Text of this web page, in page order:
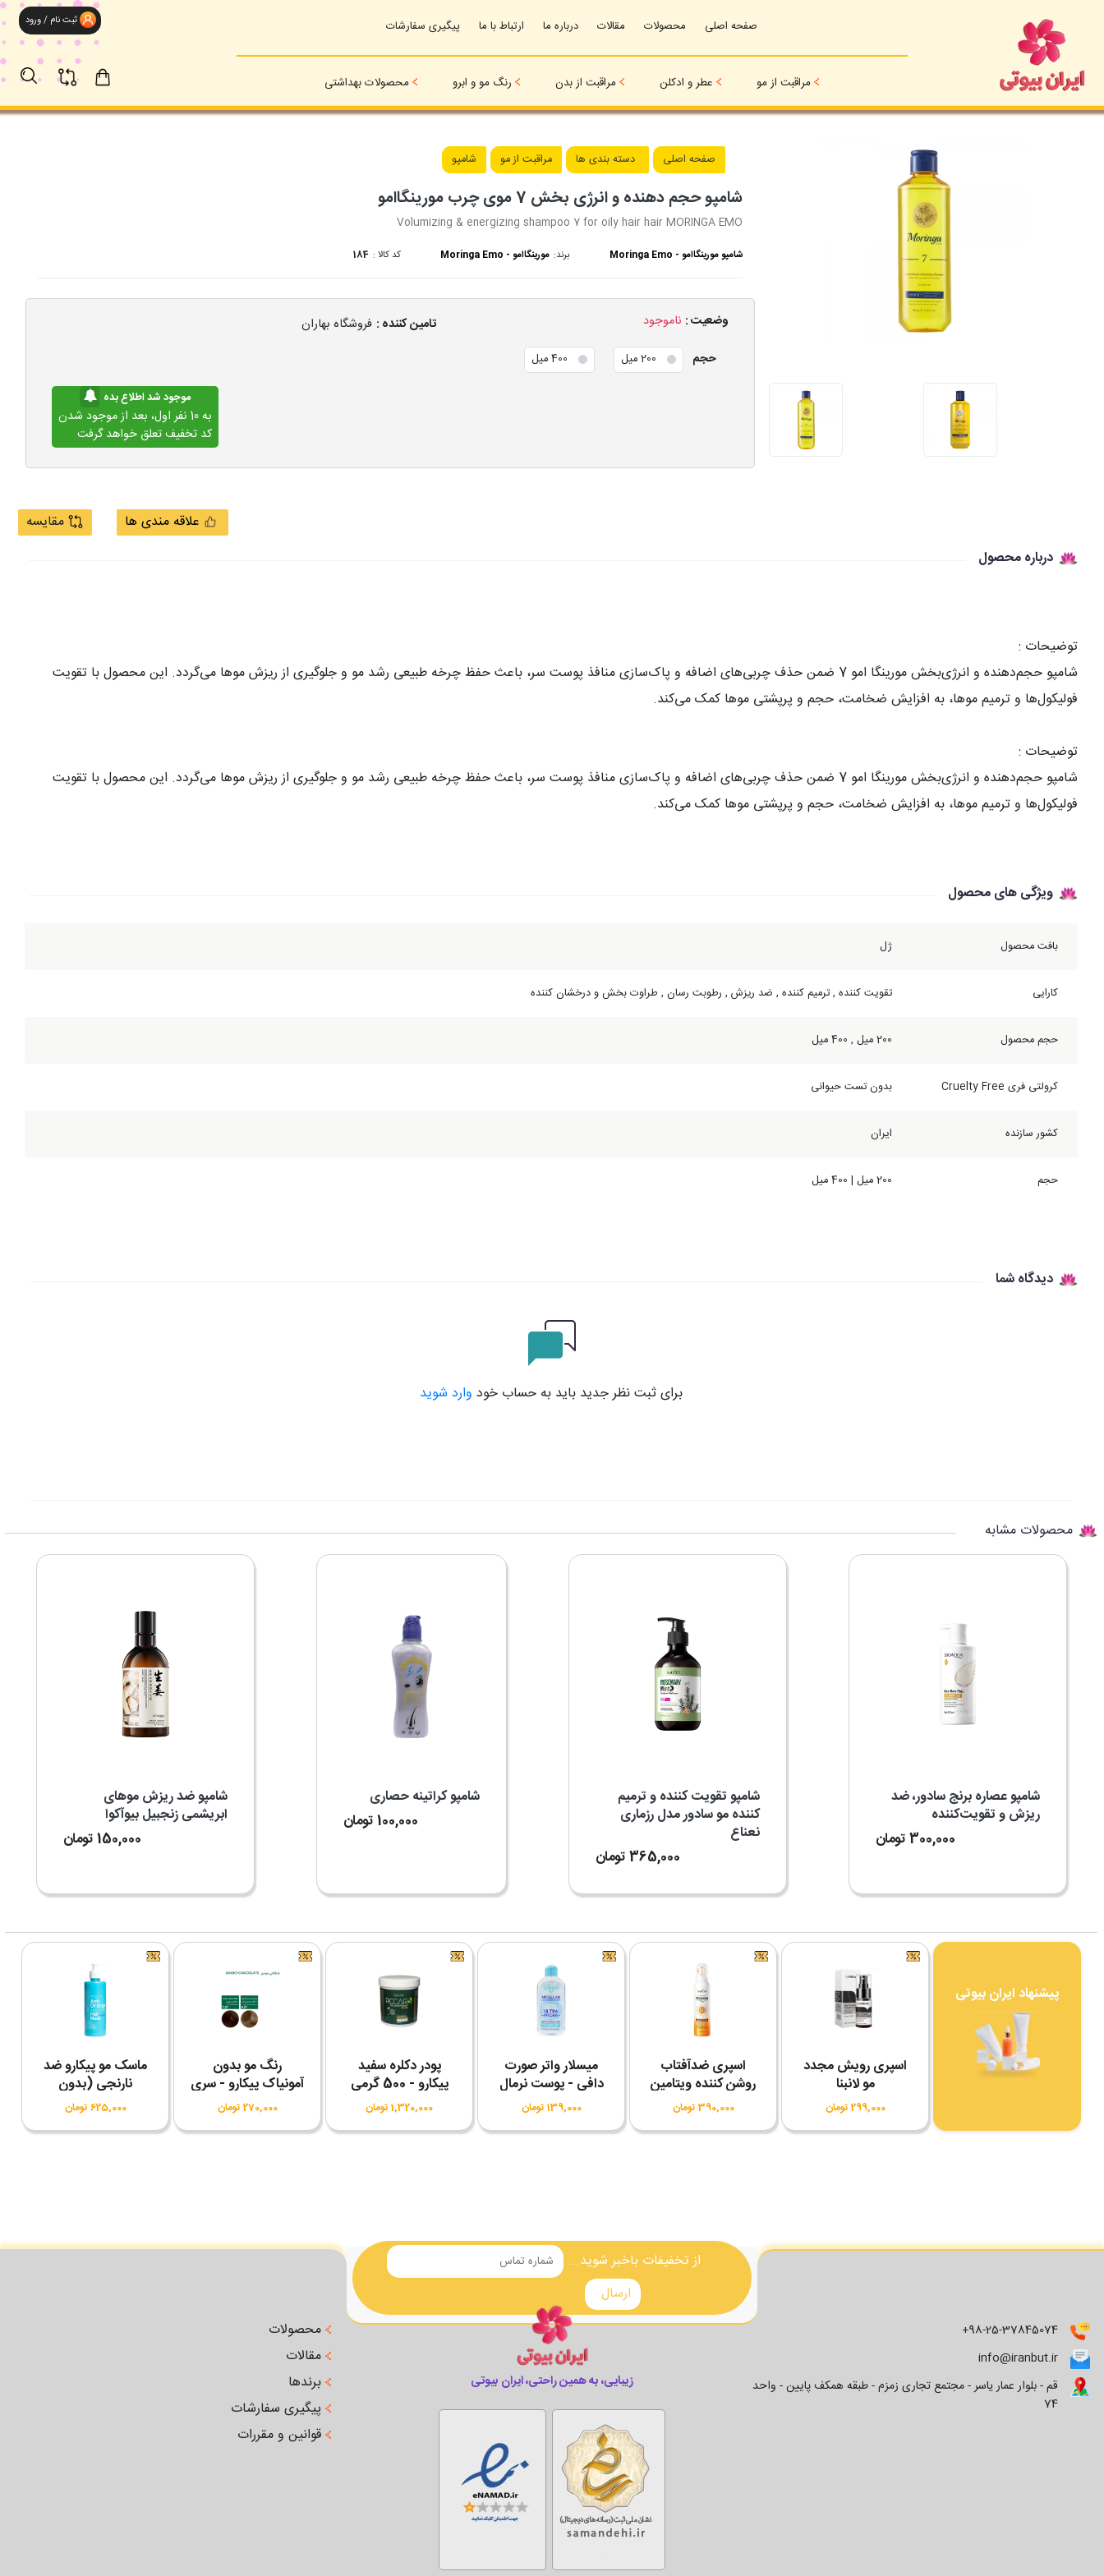
صفحه اصلی محصولات مقالات درباره ما ارتباط با ما پیگیری سفارشات ثبت نام / ورود
مراقبت از مو عطر و ادکلن مراقبت از بدن رنگ مو و ابرو محصولات بهداشتی
صفحه اصلی دسته بندی ها مراقبت از مو شامپو
شامپو حجم دهنده و انرژی بخش 7 موی چرب مورینگاامو
Volumizing & energizing shampoo 7 for oily hair hair MORINGA EMO
شامپو مورینگاامو - Moringa Emo برند: مورینگاامو - Moringa Emo کد کالا : 184
وضعیت : ناموجود تامین کننده : فروشگاه بهاران
حجم
200 میل 400 میل
موجود شد اطلاع بده
به 10 نفر اول، بعد از موجود شدن
کد تخفیف تعلق خواهد گرفت
علاقه مندی ها
مقایسه
درباره محصول
توضیحات :
شامپو حجم‌دهنده و انرژی‌بخش مورینگا امو 7 ضمن حذف چربی‌های اضافه و پاک‌سازی منافذ پوست سر، باعث حفظ چرخه طبیعی رشد مو و جلوگیری از ریزش موها می‌گردد. این محصول با تقویت
فولیکول‌ها و ترمیم موها، به افزایش ضخامت، حجم و پرپشتی موها کمک می‌کند.
توضیحات :
شامپو حجم‌دهنده و انرژی‌بخش مورینگا امو 7 ضمن حذف چربی‌های اضافه و پاک‌سازی منافذ پوست سر، باعث حفظ چرخه طبیعی رشد مو و جلوگیری از ریزش موها می‌گردد. این محصول با تقویت
فولیکول‌ها و ترمیم موها، به افزایش ضخامت، حجم و پرپشتی موها کمک می‌کند.
ویژگی های محصول
بافت محصول ژل
کارایی تقویت کننده , ترمیم کننده , ضد ریزش , رطوبت رسان , طراوت بخش و درخشان کننده
حجم محصول 200 میل , 400 میل
کرولتی فری Cruelty Free بدون تست حیوانی
کشور سازنده ایران
حجم 200 میل | 400 میل
دیدگاه شما
برای ثبت نظر جدید باید به حساب خود وارد شوید
محصولات مشابه
شامپو عصاره برنج سادور، ضد
ریزش و تقویت‌کننده
300,000تومان
شامپو تقویت کننده و ترمیم
کننده مو سادور مدل رزماری
نعناع
365,000تومان
شامپو کراتینه حصاری
100,000تومان
شامپو ضد ریزش موهای
ابریشمی زنجبیل بیوآکوا
150,000تومان
پیشنهاد ایران بیوتی
اسپری رویش مجدد
مو لانبنا
299,000 تومان
اسپری ضدآفتاب
روشن کننده ویتامین
390,000 تومان
میسلار واتر صورت
دافی - پوست نرمال
139,000 تومان
پودر دکلره سفید
پیکارو - 500 گرمی
1,320,000 تومان
رنگ مو بدون
آمونیاک پیکارو - سری
شکلاتی دودی
270,000 تومان
ماسک مو پیکارو ضد
نارنجی (بدون
سولفات)
625,000 تومان
از تخفیفات باخبر شوید...
+98-25-37845074
info@iranbut.ir
قم - بلوار عمار یاسر - مجتمع تجاری زمزم - طبقه همکف پایین - واحد
74
زیبایی، به همین راحتی، ایران بیوتی
محصولات
مقالات
برندها
پیگیری سفارشات
قوانین و مقررات